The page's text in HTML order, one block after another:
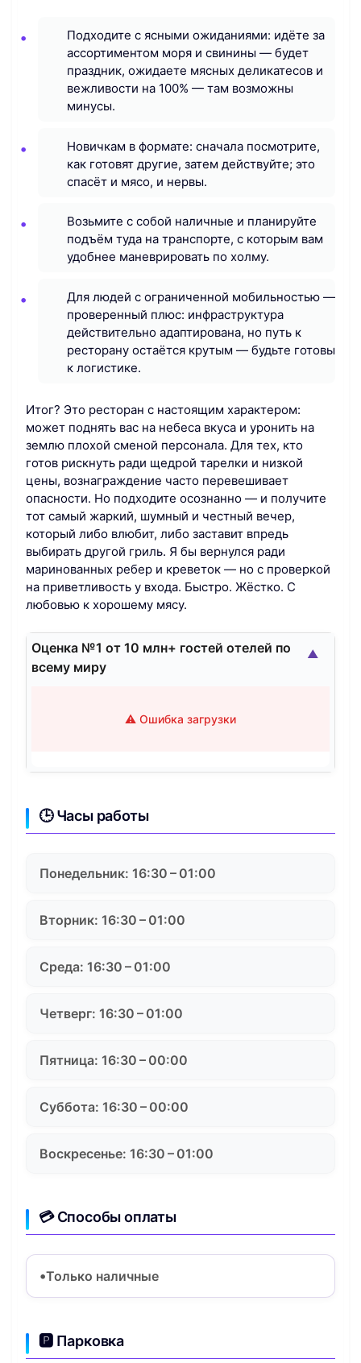
Подходите с ясными ожиданиями: идёте за
ассортиментом моря и свинины — будет
праздник, ожидаете мясных деликатесов и
вежливости на 100% — там возможны
минусы.
Новичкам в формате: сначала посмотрите,
как готовят другие, затем действуйте; это
спасёт и мясо, и нервы.
Возьмите с собой наличные и планируйте
подъём туда на транспорте, с которым вам
удобнее маневрировать по холму.
Для людей с ограниченной мобильностью —
проверенный плюс: инфраструктура
действительно адаптирована, но путь к
ресторану остаётся крутым — будьте готовы
к логистике.
Итог? Это ресторан с настоящим характером:
может поднять вас на небеса вкуса и уронить на
землю плохой сменой персонала. Для тех, кто
готов рискнуть ради щедрой тарелки и низкой
цены, вознаграждение часто перевешивает
опасности. Но подходите осознанно — и получите
тот самый жаркий, шумный и честный вечер,
который либо влюбит, либо заставит впредь
выбирать другой гриль. Я бы вернулся ради
маринованных ребер и креветок — но с проверкой
на приветливость у входа. Быстро. Жёстко. С
любовью к хорошему мясу.
Оценка №1 от 10 млн+ гостей отелей по
всему миру
⚠️ Ошибка загрузки
▲
🕒 Часы работы
Понедельник: 16:30 – 01:00
Вторник: 16:30 – 01:00
Среда: 16:30 – 01:00
Четверг: 16:30 – 01:00
Пятница: 16:30 – 00:00
Суббота: 16:30 – 00:00
Воскресенье: 16:30 – 01:00
💳 Способы оплаты
Только наличные
🅿️ Парковка